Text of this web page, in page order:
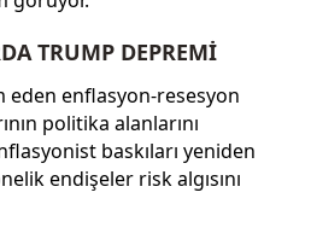
TRUMP DEPREMİ
eden enflasyon-resesyon
politika alanlarını
baskıları yeniden
endişeler risk algısını